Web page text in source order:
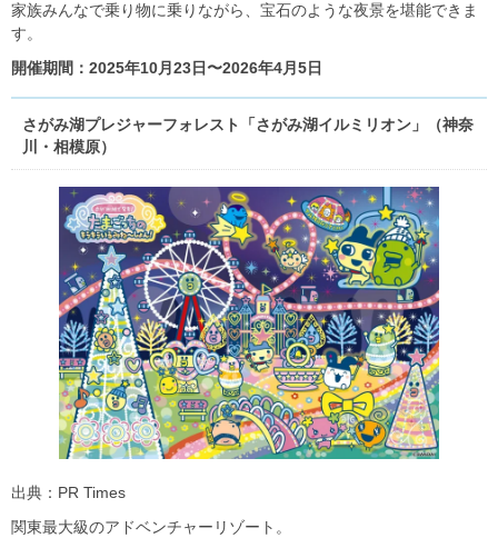
家族みんなで乗り物に乗りながら、宝石のような夜景を堪能できま
す。
開催期間：2025年10月23日〜2026年4月5日
さがみ湖プレジャーフォレスト「さがみ湖イルミリオン」（神奈
川・相模原）
出典：PR Times
関東最大級のアドベンチャーリゾート。